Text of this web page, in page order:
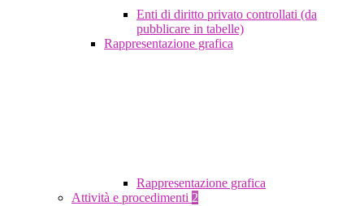
Enti di diritto privato controllati (da
pubblicare in tabelle)
Rappresentazione grafica
Rappresentazione grafica
Attività e procedimenti 2